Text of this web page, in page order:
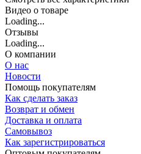
Видео о товаре
Loading...
Отзывы
Loading...
О компании
О нас
Новости
Помощь покупателям
Как сделать заказ
Возврат и обмен
Доставка и оплата
Самовывоз
Как зарегистрироваться